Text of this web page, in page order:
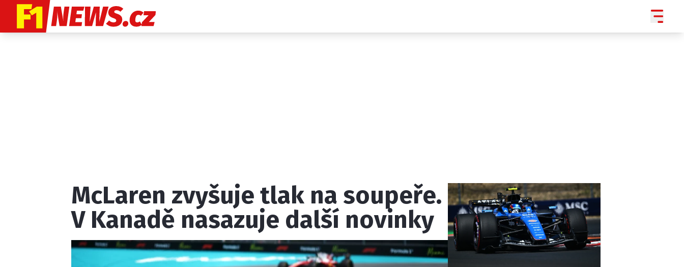
Provozovatelem serveru F1NEWS.cz je INCORP MEDIA GROUP s.r.o., IČ: 118 23 054
SLEDUJTE NÁS NA
McLaren zvyšuje tlak na soupeře.
V Kanadě nasazuje další novinky